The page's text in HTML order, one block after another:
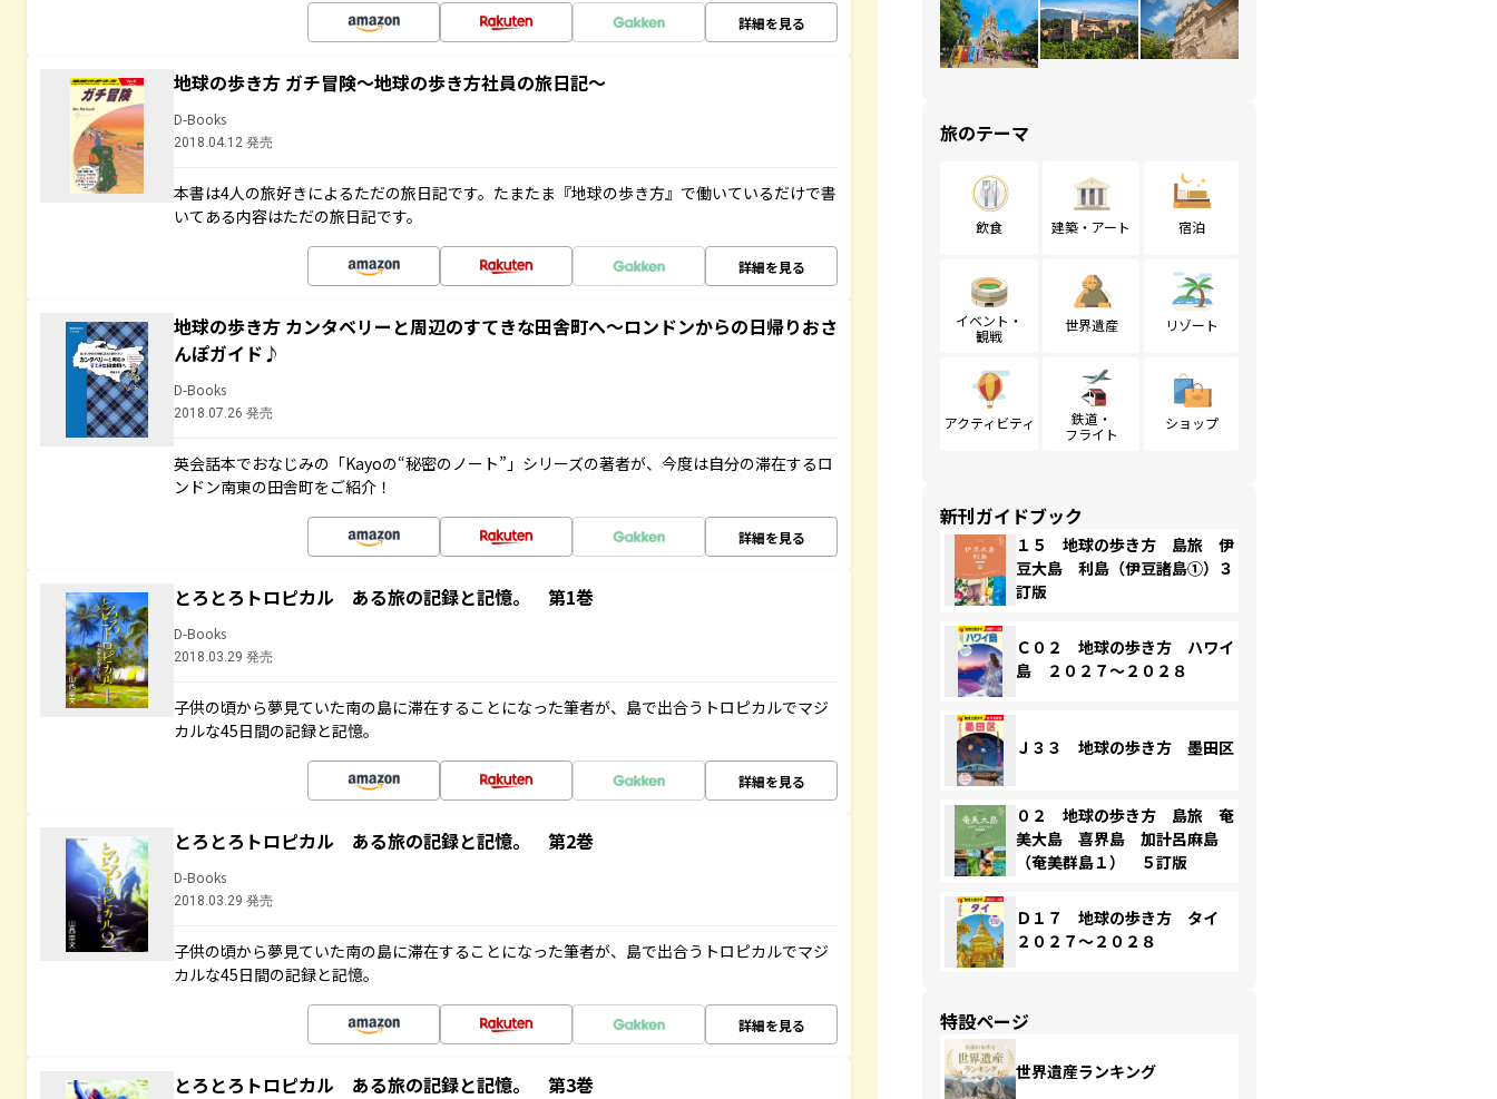
詳細を見る
地球の歩き方 ガチ冒険～地球の歩き方社員の旅日記～
D-Books
2018.04.12 発売
本書は4人の旅好きによるただの旅日記です。たまたま『地球の歩き方』で働いているだけで書
いてある内容はただの旅日記です。
詳細を見る
地球の歩き方 カンタベリーと周辺のすてきな田舎町へ～ロンドンからの日帰りおさ
んぽガイド♪
D-Books
2018.07.26 発売
英会話本でおなじみの「Kayoの“秘密のノート”」シリーズの著者が、今度は自分の滞在するロ
ンドン南東の田舎町をご紹介！
詳細を見る
とろとろトロピカル ある旅の記録と記憶。 第1巻
D-Books
2018.03.29 発売
子供の頃から夢見ていた南の島に滞在することになった筆者が、島で出合うトロピカルでマジ
カルな45日間の記録と記憶。
詳細を見る
とろとろトロピカル ある旅の記録と記憶。 第2巻
D-Books
2018.03.29 発売
子供の頃から夢見ていた南の島に滞在することになった筆者が、島で出合うトロピカルでマジ
カルな45日間の記録と記憶。
詳細を見る
とろとろトロピカル ある旅の記録と記憶。 第3巻
旅のテーマ
飲食 建築・アート 宿泊
イベント・
観戦
世界遺産 リゾート
アクティビティ
鉄道・
フライト
ショップ
新刊ガイドブック
１５ 地球の歩き方 島旅 伊
豆大島 利島（伊豆諸島①）３
訂版
Ｃ０２ 地球の歩き方 ハワイ
島 ２０２７～２０２８
Ｊ３３ 地球の歩き方 墨田区
０２ 地球の歩き方 島旅 奄
美大島 喜界島 加計呂麻島
（奄美群島１） ５訂版
Ｄ１７ 地球の歩き方 タイ
２０２７～２０２８
特設ページ
世界遺産ランキング